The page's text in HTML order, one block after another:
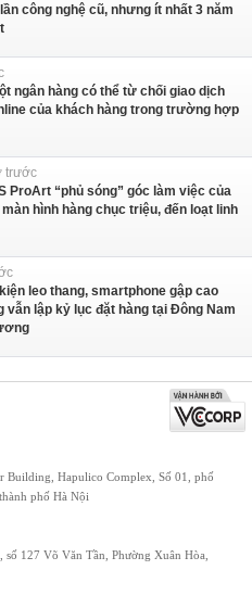
công nghệ cũ, nhưng ít nhất 3 năm
ngân hàng có thể từ chối giao dịch
của khách hàng trong trường hợp
trước
ProArt “phủ sóng” góc làm việc của
hình hàng chục triệu, đến loạt linh
leo thang, smartphone gập cao
vẫn lập kỷ lục đặt hàng tại Đông Nam
Building, Hapulico Complex, Số 01, phố
phố Hà Nội
số 127 Võ Văn Tần, Phường Xuân Hòa,